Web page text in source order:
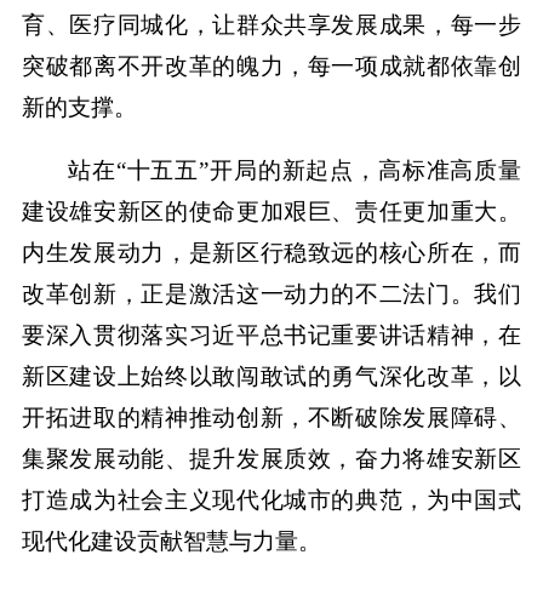
育、医疗同城化，让群众共享发展成果，每一步
突破都离不开改革的魄力，每一项成就都依靠创
新的支撑。
站在“十五五”开局的新起点，高标准高质量
建设雄安新区的使命更加艰巨、责任更加重大。
内生发展动力，是新区行稳致远的核心所在，而
改革创新，正是激活这一动力的不二法门。我们
要深入贯彻落实习近平总书记重要讲话精神，在
新区建设上始终以敢闯敢试的勇气深化改革，以
开拓进取的精神推动创新，不断破除发展障碍、
集聚发展动能、提升发展质效，奋力将雄安新区
打造成为社会主义现代化城市的典范，为中国式
现代化建设贡献智慧与力量。